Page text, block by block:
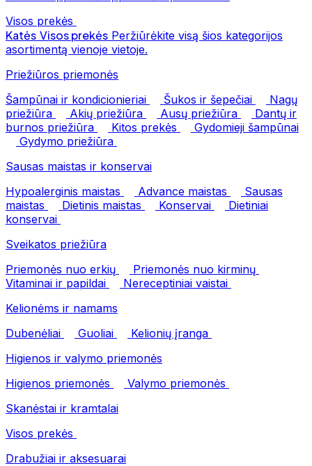
Visos prekės
Katės Visos prekės Peržiūrėkite visą šios kategorijos
asortimentą vienoje vietoje.
Priežiūros priemonės
Šampūnai ir kondicionieriai
Šukos ir šepečiai
Nagų
priežiūra
Akių priežiūra Ausų priežiūra
Dantų ir
burnos priežiūra
Kitos prekės
Gydomieji šampūnai
Gydymo priežiūra
Sausas maistas ir konservai
Hypoalerginis maistas
Advance maistas
Sausas
maistas
Dietinis maistas Konservai
Dietiniai
konservai
Sveikatos priežiūra
Priemonės nuo erkių
Priemonės nuo kirminų
Vitaminai ir papildai
Nereceptiniai vaistai
Kelionėms ir namams
Dubenėliai
Guoliai
Kelionių įranga
Higienos ir valymo priemonės
Higienos priemonės
Valymo priemonės
Skanėstai ir kramtalai
Visos prekės
Drabužiai ir aksesuarai